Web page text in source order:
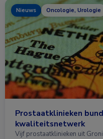
Nieuws Oncologie, Urologie
Prostaatklinieken
kwaliteitsnetwerk
Vijf prostaatklinieken uit